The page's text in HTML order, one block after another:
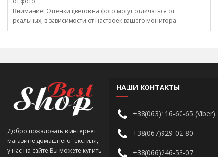
Внимание! Оттенки цветов на фото могут отличаться от
реальных, в зависимости от настроек вашего монитора.
Добро пожаловать в интернет
магазине домашнего текстиля,
у нас на сайте Вы можете купить
НАШИ КОНТАКТЫ
+38(063)116-60-65 (Viber)
+38(067)929-02-80
+38(066)246-53-07